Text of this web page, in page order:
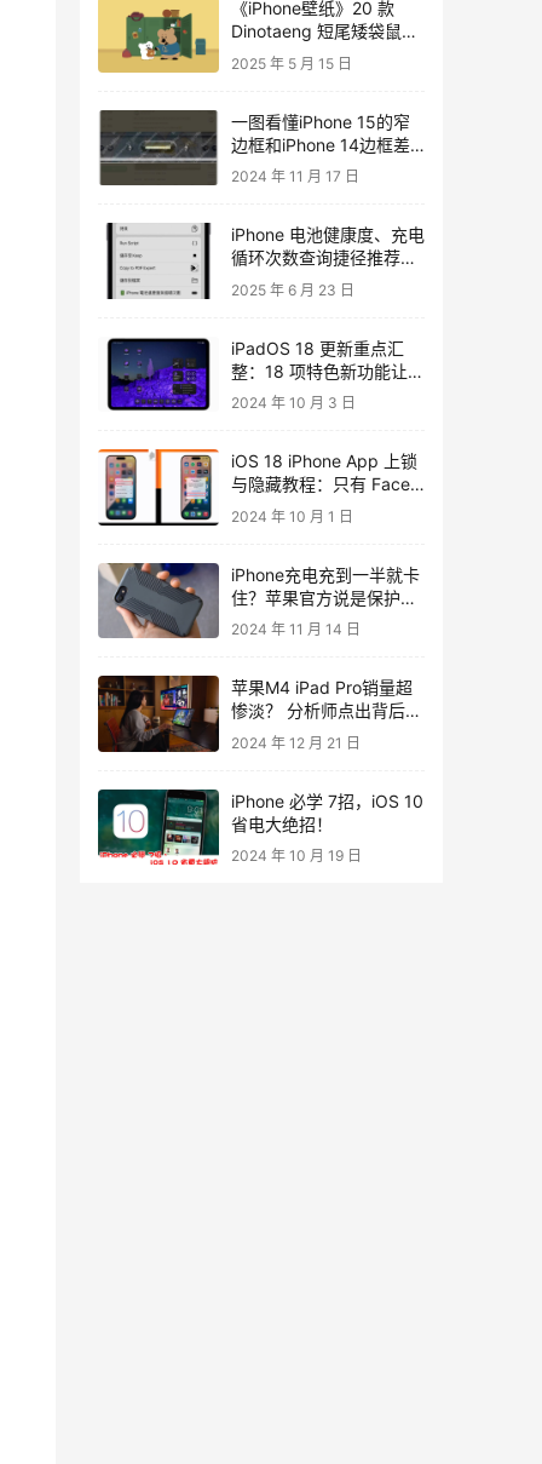
《iPhone壁纸》20 款
Dinotaeng 短尾矮袋鼠桌
布下载
2025 年 5 月 15 日
一图看懂iPhone 15的窄
边框和iPhone 14边框差
别多少
2024 年 11 月 17 日
iPhone 电池健康度、充电
循环次数查询捷径推荐
·2023 版
2025 年 6 月 23 日
iPadOS 18 更新重点汇
整：18 项特色新功能让
iPad 更加方便好用
2024 年 10 月 3 日
iOS 18 iPhone App 上锁
与隐藏教程：只有 Face
ID 才能解开那些‘特别’的
App！
2024 年 10 月 1 日
iPhone充电充到一半就卡
住？苹果官方说是保护壳
的问题
2024 年 11 月 14 日
苹果M4 iPad Pro销量超
惨淡？ 分析师点出背后两
大主因
2024 年 12 月 21 日
iPhone 必学 7招，iOS 10
省电大绝招！
2024 年 10 月 19 日